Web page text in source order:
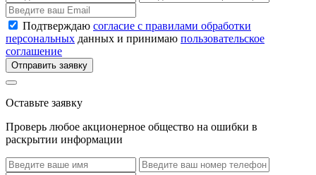
Подтверждаю согласие с правилами обработки
персональных данных и принимаю пользовательское
соглашение
Отправить заявку
Оставьте заявку
Проверь любое акционерное общество на ошибки в
раскрытии информации